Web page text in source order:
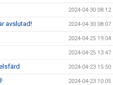
2024-04-30 08:12
avslutad! 2024-04-30 08:07
2024-04-25 19:04
2024-04-25 13:47
2024-04-23 15:50
2024-04-23 10:05